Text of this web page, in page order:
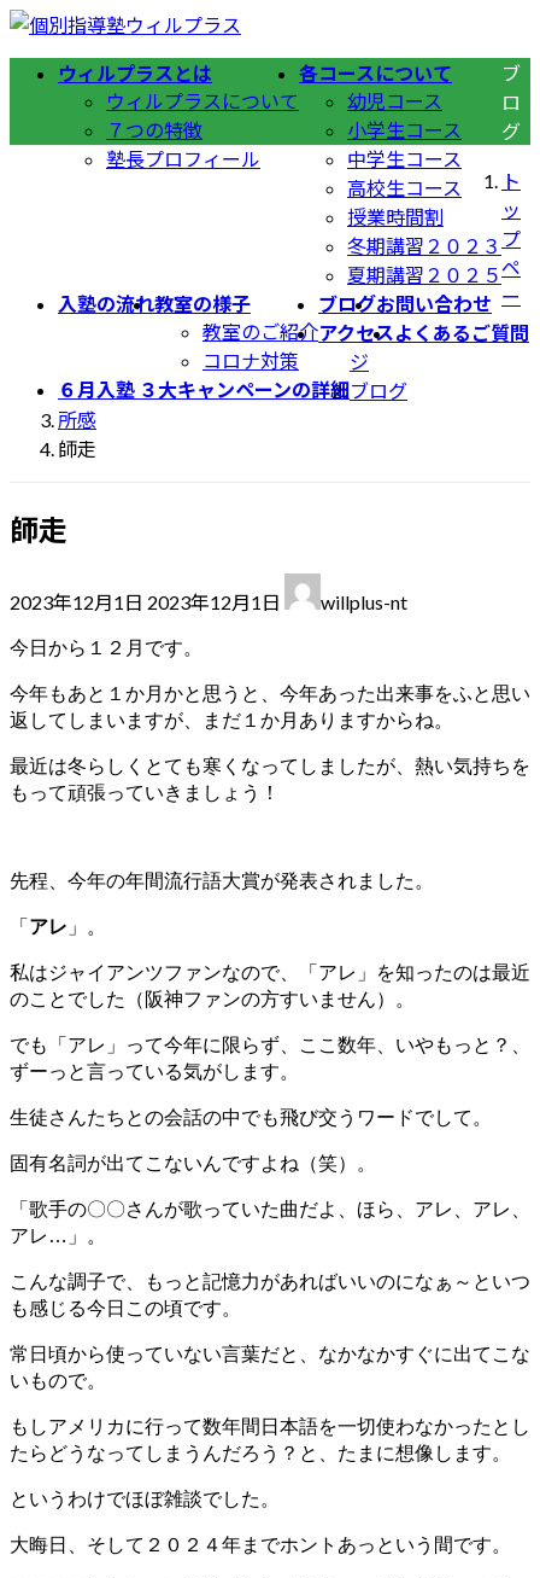
コ
ン
ツ
ナ
ビ
シ
ウィルプラスとは
ウィルプラスについて
７つの特徴
塾長プロフィール
各コースについて
幼児コース
小学生コース
中学生コース
高校生コース
授業時間割
冬期講習２０２３
夏期講習２０２５
入塾の流れ教室の様子
教室のご紹介
コロナ対策
ブログお問い合わせ
アクセスよくあるご質問
６月入塾 ３大キャンペーンの詳細
ブ
ロ
グ
ト
ッ
プ
ペ
ー
ジ
ブログ
所感
師走
師走
2023年12月1日
終
更
日
時
:
2023年12月1日 willplus-nt
今日から１２月です。
今年もあと１か月かと思うと、今年あった出来事をふと思い
返してしまいますが、まだ１か月ありますからね。
最近は冬らしくとても寒くなってしましたが、熱い気持ちを
もって頑張っていきましょう！
先程、今年の年間流行語大賞が発表されました。
「 アレ 」。
私はジャイアンツファンなので、「アレ」を知ったのは最近
のことでした（阪神ファンの方すいません）。
でも「アレ」って今年に限らず、ここ数年、いやもっと？、
ずーっと言っている気がします。
生徒さんたちとの会話の中でも飛び交うワードでして。
固有名詞が出てこないんですよね（笑）。
「歌手の〇〇さんが歌っていた曲だよ、ほら、アレ、アレ、
アレ…」。
こんな調子で、もっと記憶力があればいいのになぁ～といつ
も感じる今日この頃です。
常日頃から使っていない言葉だと、なかなかすぐに出てこな
いもので。
もしアメリカに行って数年間日本語を一切使わなかったとし
たらどうなってしまうんだろう？と、たまに想像します。
というわけでほぼ雑談でした。
大晦日、そして２０２４年までホントあっという間です。